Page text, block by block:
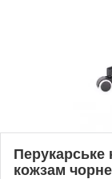
Перукарське
кожзам